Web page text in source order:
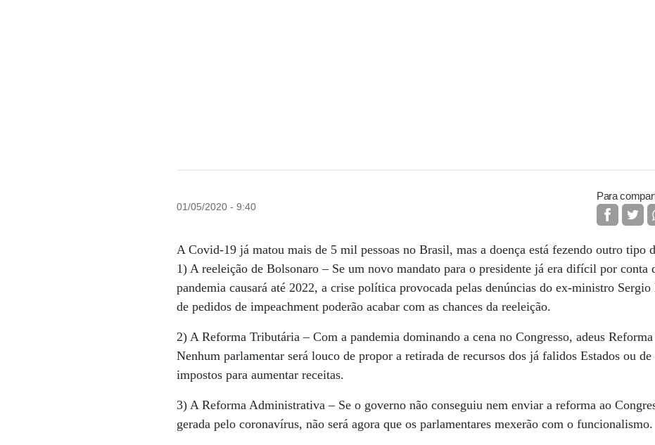
01/05/2020 - 9:40
Para
A Covid-19 já matou mais de 5 mil pessoas no Brasil, mas a doença está fezendo outro tipo
1) A reeleição de Bolsonaro – Se um novo mandato para o presidente já era difícil por conta
pandemia causará até 2022, a crise política provocada pelas denúncias do ex-ministro Sergio
de pedidos de impeachment poderão acabar com as chances da reeleição.
2) A Reforma Tributária – Com a pandemia dominando a cena no Congresso, adeus
Nenhum parlamentar será louco de propor a retirada de recursos dos já falidos Estados ou
impostos para aumentar receitas.
3) A Reforma Administrativa – Se o governo não conseguiu nem enviar a reforma ao
gerada pelo coronavírus, não será agora que os parlamentares mexerão com o funcionalismo.